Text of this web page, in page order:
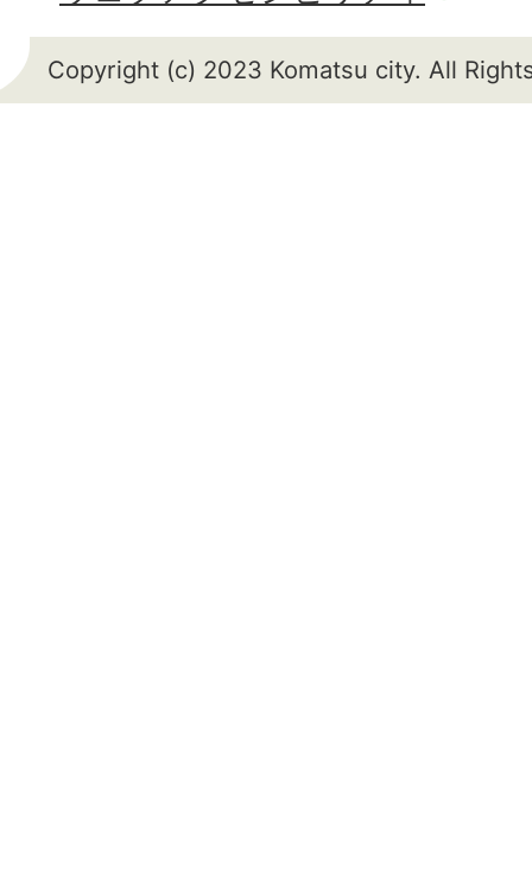
Copyright (c) 2023 Komatsu city. All